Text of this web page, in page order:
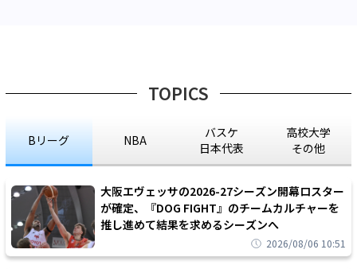
TOPICS
Bリーグ NBA
バスケ
日本代表
高校大学
その他
大阪エヴェッサの2026-27シーズン開幕ロスター
が確定、『DOG FIGHT』のチームカルチャーを
推し進めて結果を求めるシーズンへ
2026/08/06 10:51